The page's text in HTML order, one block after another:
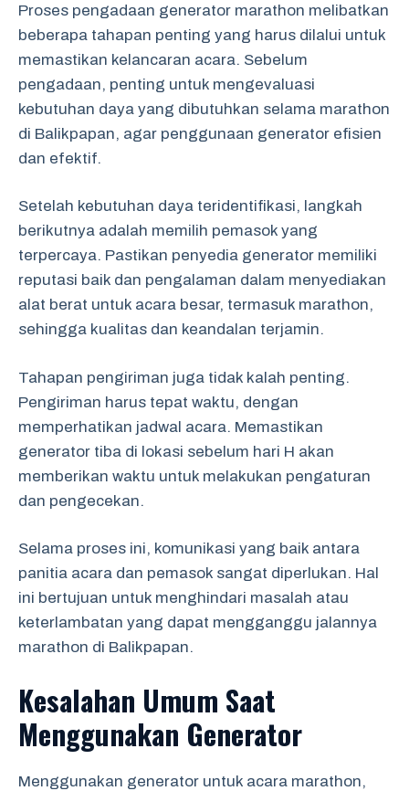
Proses pengadaan generator marathon melibatkan
beberapa tahapan penting yang harus dilalui untuk
memastikan kelancaran acara. Sebelum
pengadaan, penting untuk mengevaluasi
kebutuhan daya yang dibutuhkan selama marathon
di Balikpapan, agar penggunaan generator efisien
dan efektif.
Setelah kebutuhan daya teridentifikasi, langkah
berikutnya adalah memilih pemasok yang
terpercaya. Pastikan penyedia generator memiliki
reputasi baik dan pengalaman dalam menyediakan
alat berat untuk acara besar, termasuk marathon,
sehingga kualitas dan keandalan terjamin.
Tahapan pengiriman juga tidak kalah penting.
Pengiriman harus tepat waktu, dengan
memperhatikan jadwal acara. Memastikan
generator tiba di lokasi sebelum hari H akan
memberikan waktu untuk melakukan pengaturan
dan pengecekan.
Selama proses ini, komunikasi yang baik antara
panitia acara dan pemasok sangat diperlukan. Hal
ini bertujuan untuk menghindari masalah atau
keterlambatan yang dapat mengganggu jalannya
marathon di Balikpapan.
Kesalahan Umum Saat
Menggunakan Generator
Menggunakan generator untuk acara marathon,